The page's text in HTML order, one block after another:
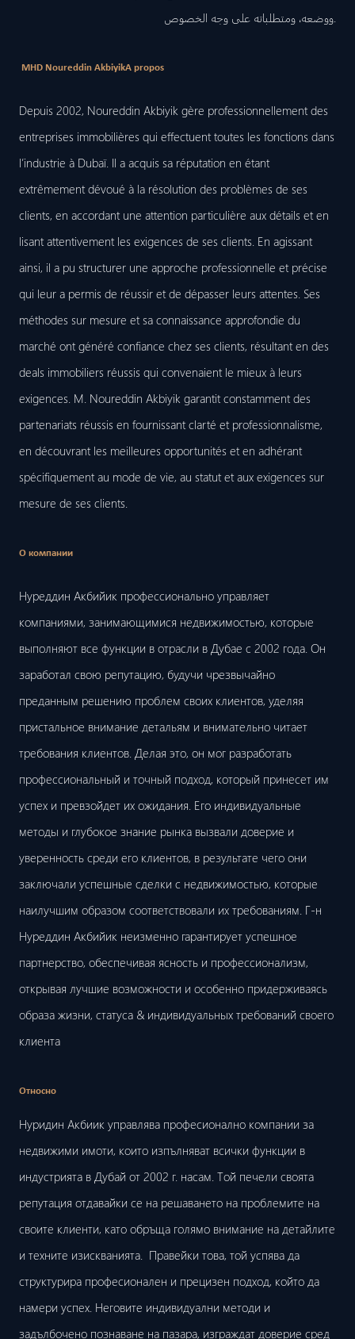
MHD Noureddin AkbiyikA propos
Depuis 2002, Noureddin Akbiyik gère professionnellement des
entreprises immobilières qui effectuent toutes les fonctions dans
l’industrie à Dubaï. Il a acquis sa réputation en étant
extrêmement dévoué à la résolution des problèmes de ses
clients, en accordant une attention particulière aux détails et en
lisant attentivement les exigences de ses clients. En agissant
ainsi, il a pu structurer une approche professionnelle et précise
qui leur a permis de réussir et de dépasser leurs attentes. Ses
méthodes sur mesure et sa connaissance approfondie du
marché ont généré confiance chez ses clients, résultant en des
deals immobiliers réussis qui convenaient le mieux à leurs
exigences. M. Noureddin Akbiyik garantit constamment des
partenariats réussis en fournissant clarté et professionnalisme,
en découvrant les meilleures opportunités et en adhérant
spécifiquement au mode de vie, au statut et aux exigences sur
mesure de ses clients.
О компании
Нуреддин Акбийик профессионально управляет
компаниями, занимающимися недвижимостью, которые
выполняют все функции в отрасли в Дубае с 2002 года. Он
заработал свою репутацию, будучи чрезвычайно
преданным решению проблем своих клиентов, уделяя
пристальное внимание детальям и внимательно читает
требования клиентов. Делая это, он мог разработать
профессиональный и точный подход, который принесет им
успех и превзойдет их ожидания. Его индивидуальные
методы и глубокое знание рынка вызвали доверие и
уверенность среди его клиентов, в результате чего они
заключали успешные сделки с недвижимостью, которые
наилучшим образом соответствовали их требованиям. Г-н
Нуреддин Акбийик неизменно гарантирует успешное
партнерство, обеспечивая ясность и профессионализм,
открывая лучшие возможности и особенно придерживаясь
образа жизни, статуса & индивидуальных требований своего
клиента
Относно
Нуридин Акбиик управлява професионално компании за
недвижими имоти, които изпълняват всички функции в
индустрията в Дубай от 2002 г. насам. Той печели своята
репутация отдавайки се на решаването на проблемите на
своите клиенти, като обръща голямо внимание на детайлите
и техните изискванията. Правейки това, той успява да
структурира професионален и прецизен подход, който да
намери успех. Неговите индивидуални методи и
задълбочено познаване на пазара, изграждат доверие сред